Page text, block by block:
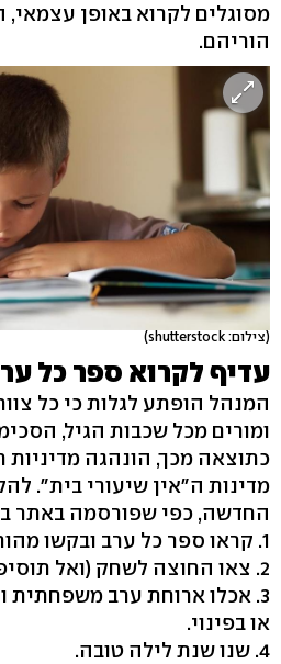
מסוגלים לקרוא באופן עצמאי,
הוריהם.
(צילום: shutterstock)
עדיף לקרוא ספר כל
ומורים מכל שכבות הגיל,
כתוצאה מכך, הונהגה
מדינות ה"אין שיעורי בית".
החדשה, כפי שפורסמה באתר
1. קראו ספר כל ערב ובקשו מהוריכם להקריא לכם גם.
2. צאו החוצה לשחק (ואל תוסיפו זמן מסך).
3. אכלו ארוחת ערב משפחתית
או בפינוי.
4. שנו שנת לילה טובה.